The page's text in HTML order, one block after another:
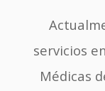
servicios
Médicas